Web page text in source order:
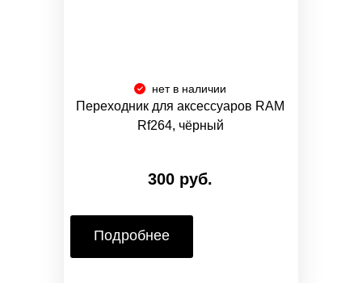
нет в наличии
Переходник для аксессуаров RAM
Rf264, чёрный
300 руб.
Подробнее